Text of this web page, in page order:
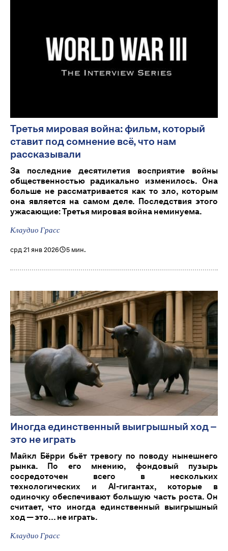
Третья мировая война: фильм, который
ставит под сомнение всё, что нам
рассказывали
За последние десятилетия восприятие войны
общественностью радикально изменилось. Она
больше не рассматривается как то зло, которым
она является на самом деле. Последствия этого
ужасающие: Третья мировая война неминуема.
Клаудио Грасс
срд 21 янв 2026 5 мин.
Иногда единственный выигрышный ход –
это не играть
Майкл Бёрри бьёт тревогу по поводу нынешнего
рынка. По его мнению, фондовый пузырь
сосредоточен всего в нескольких
технологических и AI-гигантах, которые в
одиночку обеспечивают большую часть роста. Он
считает, что иногда единственный выигрышный
ход — это… не играть.
Клаудио Грасс